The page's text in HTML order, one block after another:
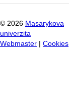
© 2026 Masarykova
univerzita
Webmaster
Cookies